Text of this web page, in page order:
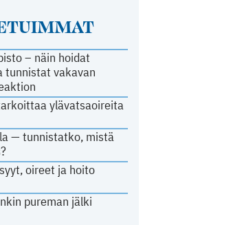
– näin hoidat
tunnistat vakavan
ylävatsaoireita
— tunnistatko, mistä
oireet ja hoito
pureman jälki